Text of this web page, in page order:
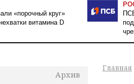
«порочный круг»
витамина D
Архив
Главная